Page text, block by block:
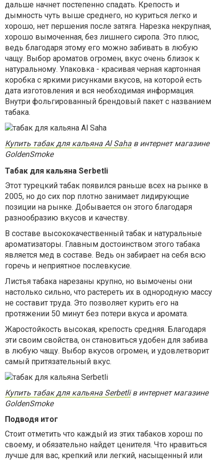
дальше начнет постепенно спадать. Крепость и
дымность чуть выше среднего, но куриться легко и
хорошо, нет першения после затяга. Нарезка некрупная,
хорошо вымоченная, без лишнего сиропа. Это плюс,
ведь благодаря этому его можно забивать в любую
чащу. Выбор ароматов огромен, вкус очень близок к
натуральному. Упаковка - красивая черная картонная
коробка с яркими рисунками вкусов, на которой есть
дата изготовления и вся необходимая информация.
Внутри фольгированный брендовый пакет с названием
табака.
Купить табак для кальяна Al Saha в интернет магазине
GoldenSmoke
Табак для кальяна Serbetli
Этот турецкий табак появился раньше всех на рынке в
2005, но до сих пор плотно занимает лидирующие
позиции на рынке. Добывается он этого благодаря
разнообразию вкусов и качеству.
В составе высококачественный табак и натуральные
ароматизаторы. Главным достоинством этого табака
является мед в составе. Ведь он забирает на себя всю
горечь и неприятное послевкусие.
Листья табака нарезаны крупно, но вымочены они
настолько сильно, что растереть их в однородную массу
не составит труда. Это позволяет курить его на
протяжении 50 минут без потери вкуса и аромата.
Жаростойкость высокая, крепость средняя. Благодаря
эти своим свойства, он становиться удобен для забива
в любую чащу. Выбор вкусов огромен, и удовлетворит
самый притязательный вкус.
Купить табак для кальяна Serbetliв интернет магазине
GoldenSmoke
Подводя итог
Стоит отметить что каждый из этих табаков хорош по
своему, и обязательно найдет ценителя. Что нравиться
лучше для вас, крепкий или легкий, насыщенный или